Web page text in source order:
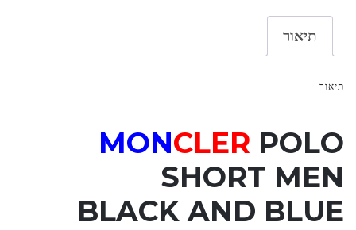
תיאור
תיאור
MONCLER POLO
SHORT MEN
BLACKAND BLUE